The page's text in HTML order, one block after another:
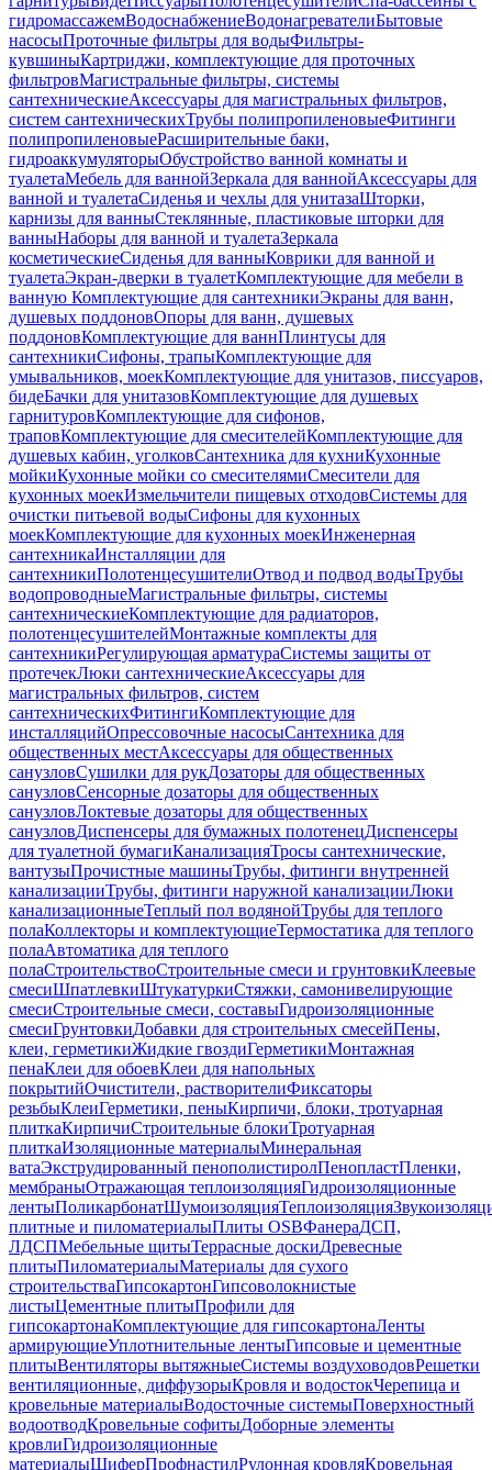
гидромассажемВодоснабжениеВодонагревателиБытовые
насосыПроточные фильтры для водыФильтры-
кувшиныКартриджи, комплектующие для проточных
фильтровМагистральные фильтры, системы
сантехническиеАксессуары для магистральных фильтров,
систем сантехническихТрубы полипропиленовыеФитинги
полипропиленовыеРасширительные баки,
гидроаккумуляторыОбустройство ванной комнаты и
туалетаМебель для ваннойЗеркала для ваннойАксессуары для
ванной и туалетаСиденья и чехлы для унитазаШторки,
карнизы для ванныСтеклянные, пластиковые шторки для
ванныНаборы для ванной и туалетаЗеркала
косметическиеСиденья для ванныКоврики для ванной и
туалетаЭкран-дверки в туалетКомплектующие для мебели в
ванную Комплектующие для сантехникиЭкраны для ванн,
душевых поддоновОпоры для ванн, душевых
поддоновКомплектующие для ваннПлинтусы для
сантехникиСифоны, трапыКомплектующие для
умывальников, моекКомплектующие для унитазов, писсуаров,
бидеБачки для унитазовКомплектующие для душевых
гарнитуровКомплектующие для сифонов,
траповКомплектующие для смесителейКомплектующие для
душевых кабин, уголковСантехника для кухниКухонные
мойкиКухонные мойки со смесителямиСмесители для
кухонных моекИзмельчители пищевых отходовСистемы для
очистки питьевой водыСифоны для кухонных
моекКомплектующие для кухонных моекИнженерная
сантехникаИнсталляции для
сантехникиПолотенцесушителиОтвод и подвод водыТрубы
водопроводныеМагистральные фильтры, системы
сантехническиеКомплектующие для радиаторов,
полотенцесушителейМонтажные комплекты для
сантехникиРегулирующая арматураСистемы защиты от
протечекЛюки сантехническиеАксессуары для
магистральных фильтров, систем
сантехническихФитингиКомплектующие для
инсталляцийОпрессовочные насосыСантехника для
общественных местАксессуары для общественных
санузловСушилки для рукДозаторы для общественных
санузловСенсорные дозаторы для общественных
санузловЛоктевые дозаторы для общественных
санузловДиспенсеры для бумажных полотенецДиспенсеры
для туалетной бумагиКанализацияТросы сантехнические,
вантузыПрочистные машиныТрубы, фитинги внутренней
канализацииТрубы, фитинги наружной канализацииЛюки
канализационныеТеплый пол водянойТрубы для теплого
полаКоллекторы и комплектующиеТермостатика для теплого
полаАвтоматика для теплого
полаСтроительствоСтроительные смеси и грунтовкиКлеевые
смесиШпатлевкиШтукатуркиСтяжки, самонивелирующие
смесиСтроительные смеси, составыГидроизоляционные
смесиГрунтовкиДобавки для строительных смесейПены,
клеи, герметикиЖидкие гвоздиГерметикиМонтажная
пенаКлеи для обоевКлеи для напольных
покрытийОчистители, растворителиФиксаторы
резьбыКлеиГерметики, пеныКирпичи, блоки, тротуарная
плиткаКирпичиСтроительные блокиТротуарная
плиткаИзоляционные материалыМинеральная
ватаЭкструдированный пенополистиролПенопластПленки,
мембраныОтражающая теплоизоляцияГидроизоляционные
лентыПоликарбонатШумоизоляцияТеплоизоляция
плитные и пиломатериалыПлиты OSBФанераДСП,
ЛДСПМебельные щитыТеррасные доскиДревесные
плитыПиломатериалыМатериалы для сухого
строительстваГипсокартонГипсоволокнистые
листыЦементные плитыПрофили для
гипсокартонаКомплектующие для гипсокартонаЛенты
армирующиеУплотнительные лентыГипсовые и цементные
плитыВентиляторы вытяжныеСистемы воздуховодовРешетки
вентиляционные, диффузорыКровля и водостокЧерепица и
кровельные материалыВодосточные системыПоверхностный
водоотводКровельные софитыДоборные элементы
кровлиГидроизоляционные
материалыШиферПрофнастилРулонная кровляКровельная